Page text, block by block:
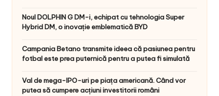
Noul DOLPHIN G DM-i, echipat cu tehnologia Super
Hybrid DM, o inovație emblematică BYD
Campania Betano transmite ideea că pasiunea pentru
fotbal este prea puternică pentru a putea fi simulată
Val de mega-IPO-uri pe piața americană. Când vor
putea să cumpere acțiuni investitorii români